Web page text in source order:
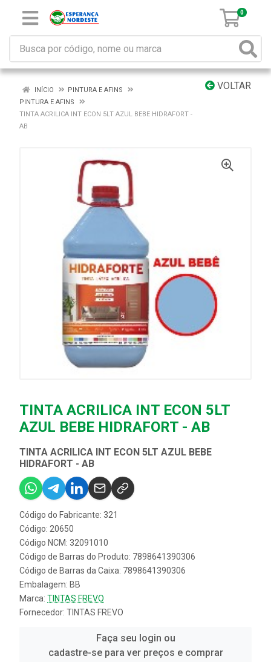
0
VOLTAR
INÍCIO
PINTURA E AFINS
PINTURA E AFINS
TINTA ACRILICA INT ECON 5LT AZUL BEBE HIDRAFORT -
AB
TINTA ACRILICA INT ECON 5LT
AZUL BEBE HIDRAFORT - AB
TINTA ACRILICA INT ECON 5LT AZUL BEBE
HIDRAFORT - AB
Código do Fabricante: 321
Código: 20650
Código NCM: 32091010
Código de Barras do Produto: 7898641390306
Código de Barras da Caixa: 7898641390306
Embalagem: BB
Marca: TINTAS FREVO
Fornecedor: TINTAS FREVO
Faça seu login ou
cadastre-se para ver preços e comprar